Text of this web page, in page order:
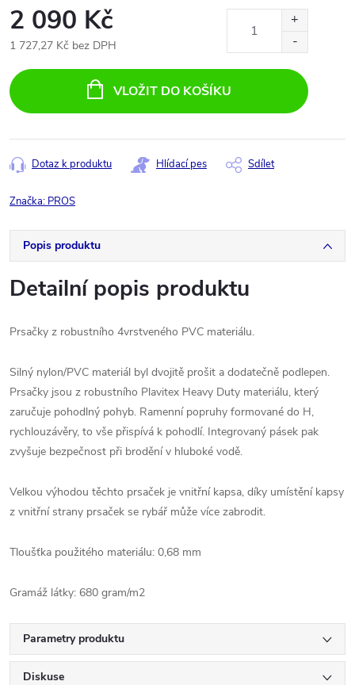
2 090 Kč
1 727,27 Kč bez DPH
cena:
VLOŽIT DO KOŠÍKU
Dotaz k produktu Hlídací pes Sdílet
Značka: PROS
Popis produktu
Detailní popis produktu
Prsačky z robustního 4vrstveného PVC materiálu.
Silný nylon/PVC materiál byl dvojitě prošit a dodatečně podlepen.
Prsačky jsou z robustního Plavitex Heavy Duty materiálu, který
zaručuje pohodlný pohyb. Ramenní popruhy formované do H,
rychlouzávěry, to vše přispívá k pohodlí. Integrovaný pásek pak
zvyšuje bezpečnost při brodění v hluboké vodě.
Velkou výhodou těchto prsaček je vnitřní kapsa, díky umístění kapsy
z vnitřní strany prsaček se rybář může více zabrodit.
Tloušťka použitého materiálu: 0,68 mm
Gramáž látky: 680 gram/m2
Parametry produktu
Diskuse